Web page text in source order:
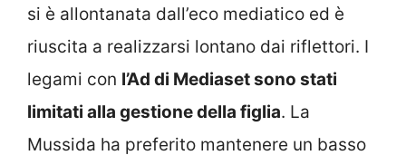
si è allontanata dall’eco mediatico ed è
riuscita a realizzarsi lontano dai riflettori. I
legami con l’Ad di Mediaset sono stati
limitati alla gestione della figlia. La
Mussida ha preferito mantenere un basso